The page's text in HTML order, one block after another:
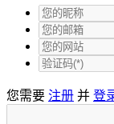
您需要 注册 并 登